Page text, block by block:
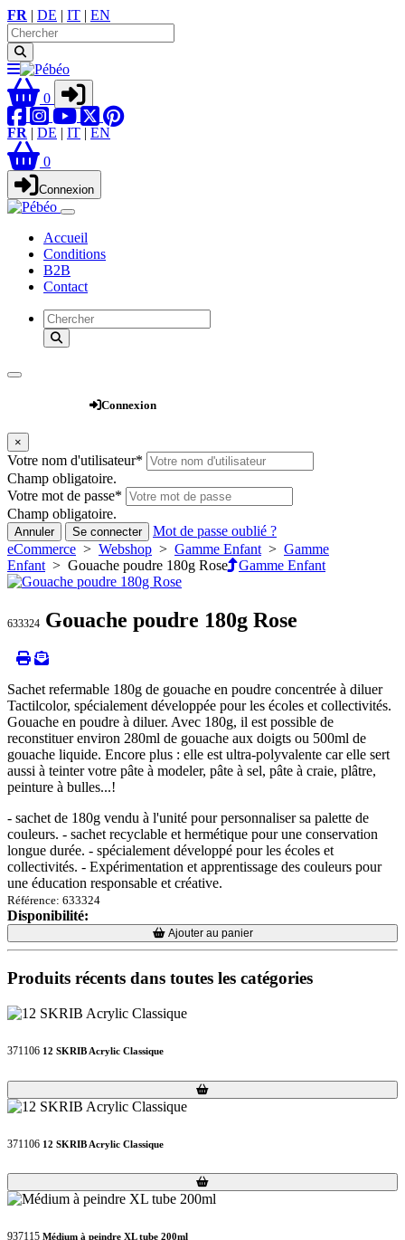
FR | DE | IT | EN
0
FR | DE | IT | EN
0
Connexion
Accueil
Conditions
B2B
Contact
Connexion
×
Votre nom d'utilisateur*
Champ obligatoire.
Votre mot de passe*
Champ obligatoire.
Annuler Se connecter
Mot de passe oublié ?
eCommerce > Webshop > Gamme Enfant > Gamme
Enfant > Gouache poudre 180g Rose Gamme Enfant
633324 Gouache poudre 180g Rose
Sachet refermable 180g de gouache en poudre concentrée à diluer
Tactilcolor, spécialement développée pour les écoles et collectivités.
Gouache en poudre à diluer. Avec 180g, il est possible de
reconstituer environ 280ml de gouache aux doigts ou 500ml de
gouache liquide. Encore plus : elle est ultra-polyvalente car elle sert
aussi à teinter votre pâte à modeler, pâte à sel, pâte à craie, plâtre,
peinture à bulles...!
- sachet de 180g vendu à l'unité pour personnaliser sa palette de
couleurs. - sachet recyclable et hermétique pour une conservation
longue durée. - spécialement développé pour les écoles et
collectivités. - Expérimentation et apprentissage des couleurs pour
une éducation responsable et créative.
Référence: 633324
Disponibilité:
Loading...
Loading... Ajouter au panier
Produits récents dans toutes les catégories
371106 12 SKRIB Acrylic Classique
Loading...
Loading...
371106 12 SKRIB Acrylic Classique
Loading...
Loading...
937115 Médium à peindre XL tube 200ml